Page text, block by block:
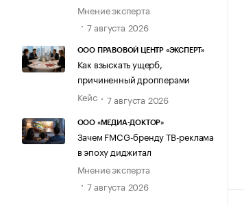
Мнение эксперта
7 августа 2026
ООО ПРАВОВОЙ ЦЕНТР «ЭКСПЕРТ»
Как взыскать ущерб,
причиненный дропперами
Кейс
7 августа 2026
ООО «МЕДИА-ДОКТОР»
Зачем FMCG-бренду ТВ-реклама
в эпоху диджитал
Мнение эксперта
7 августа 2026